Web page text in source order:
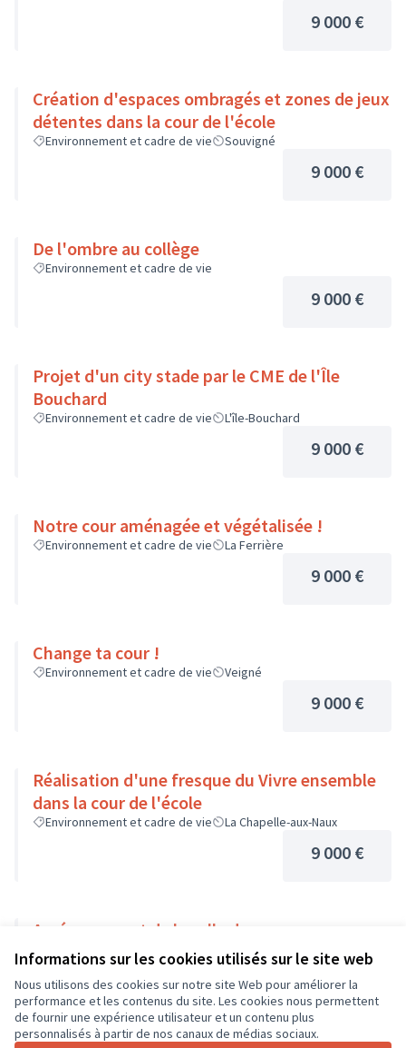
Informations sur les cookies utilisés sur le site web
Nous utilisons des cookies sur notre site Web pour améliorer la
performance et les contenus du site. Les cookies nous permettent
de fournir une expérience utilisateur et un contenu plus
personnalisés à partir de nos canaux de médias sociaux.
9 000 €
Création d'espaces ombragés et zones de jeux
détentes dans la cour de l'école
Environnement et cadre de vie Souvigné
9 000 €
De l'ombre au collège
Environnement et cadre de vie
9 000 €
Projet d'un city stade par le CME de l'Île
Bouchard
Environnement et cadre de vie L'île-Bouchard
9 000 €
Notre cour aménagée et végétalisée !
Environnement et cadre de vie La Ferrière
9 000 €
Change ta cour !
Environnement et cadre de vie Veigné
9 000 €
Réalisation d'une fresque du Vivre ensemble
dans la cour de l'école
Environnement et cadre de vie La Chapelle-aux-Naux
9 000 €
Aménagement de la salle de permanence
9 000 €